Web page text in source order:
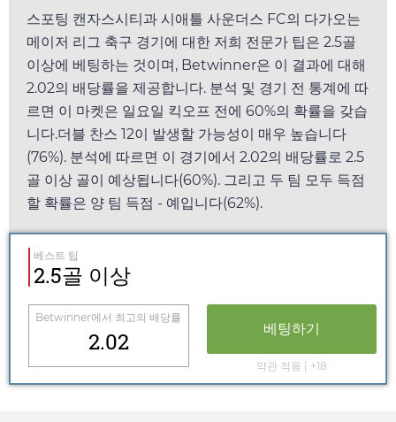
스포팅 캔자스시티과 시애틀 사운더스 FC의 다가오는
메이저 리그 축구 경기에 대한 저희 전문가 팁은 2.5골
이상에 베팅하는 것이며, Betwinner은 이 결과에 대해
2.02의 배당률을 제공합니다. 분석 및 경기 전 통계에 따
르면 이 마켓은 일요일 킥오프 전에 60%의 확률을 갖습
니다.더블 찬스 12이 발생할 가능성이 매우 높습니다
(76%). 분석에 따르면 이 경기에서 2.02의 배당률로 2.5
골 이상 골이 예상됩니다(60%). 그리고 두 팀 모두 득점
할 확률은 양 팀 득점 - 예입니다(62%).
베스트 팁
2.5골 이상
Betwinner에서 최고의 배당률
2.02 베팅하기
약관 적용 | +18